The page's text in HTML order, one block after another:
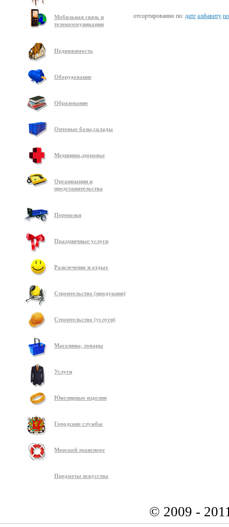
Мобильная связь и
телекоммуникации
Недвижимость
Оборудование
Образование
Оптовые базы,склады
Медицина,здоровье
Организации и
представительства
Перевозки
Праздничные услуги
Развлечение и отдых
Строительство (продукция)
Строительство (услуги)
Магазины, товары
Услуги
Ювелирные изделия
Городские службы
Морской транспорт
Предметы искусства
отсортированно по: дате алфавиту
© 2009 -